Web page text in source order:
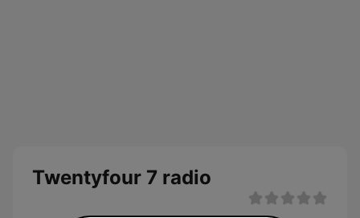
Twentyfour 7 radio